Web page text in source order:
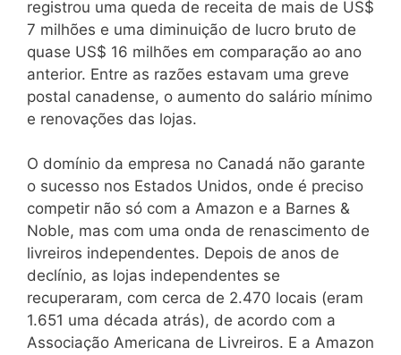
registrou uma queda de receita de mais de US$
7 milhões e uma diminuição de lucro bruto de
quase US$ 16 milhões em comparação ao ano
anterior. Entre as razões estavam uma greve
postal canadense, o aumento do salário mínimo
e renovações das lojas.
O domínio da empresa no Canadá não garante
o sucesso nos Estados Unidos, onde é preciso
competir não só com a Amazon e a Barnes &
Noble, mas com uma onda de renascimento de
livreiros independentes. Depois de anos de
declínio, as lojas independentes se
recuperaram, com cerca de 2.470 locais (eram
1.651 uma década atrás), de acordo com a
Associação Americana de Livreiros. E a Amazon